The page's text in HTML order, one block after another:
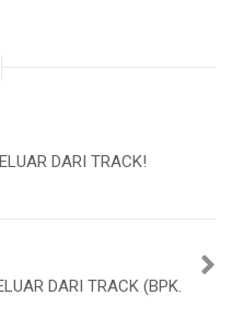
DARI TRACK!
DARI TRACK (BPK.